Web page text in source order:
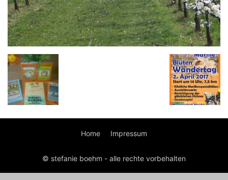
Home Impressum
© stefanie boehm - alle rechte vorbehalten